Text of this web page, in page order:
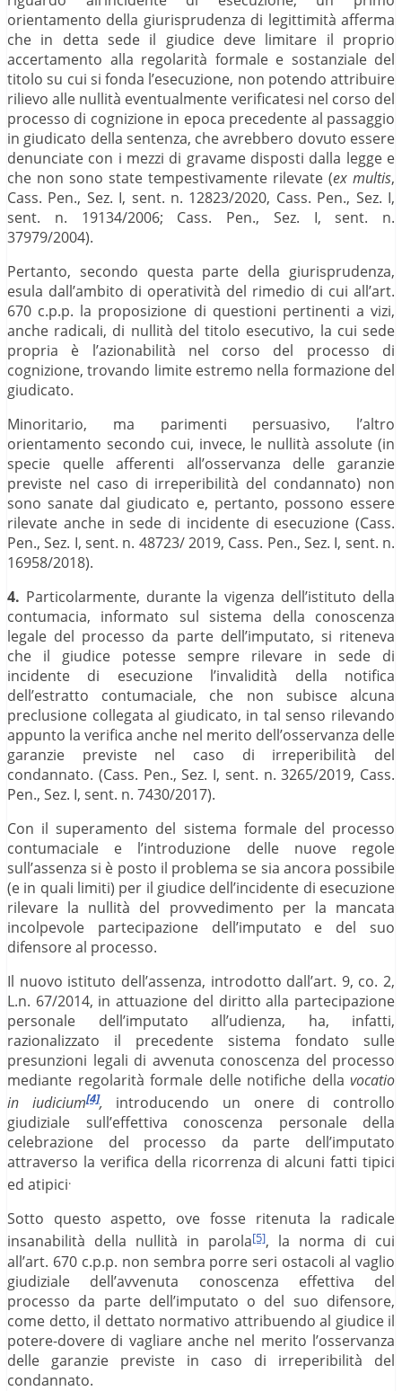
orientamento della giurisprudenza di legittimità afferma
che in detta sede il giudice deve limitare il proprio
accertamento alla regolarità formale e sostanziale del
titolo su cui si fonda l’esecuzione, non potendo attribuire
rilievo alle nullità eventualmente verificatesi nel corso del
processo di cognizione in epoca precedente al passaggio
in giudicato della sentenza, che avrebbero dovuto essere
denunciate con i mezzi di gravame disposti dalla legge e
che non sono state tempestivamente rilevate (ex multis,
Cass. Pen., Sez. I, sent. n. 12823/2020, Cass. Pen., Sez. I,
sent. n. 19134/2006; Cass. Pen., Sez. I, sent. n.
37979/2004).
Pertanto, secondo questa parte della giurisprudenza,
esula dall’ambito di operatività del rimedio di cui all’art.
670 c.p.p. la proposizione di questioni pertinenti a vizi,
anche radicali, di nullità del titolo esecutivo, la cui sede
propria è l’azionabilità nel corso del processo di
cognizione, trovando limite estremo nella formazione del
giudicato.
Minoritario, ma parimenti persuasivo, l’altro
orientamento secondo cui, invece, le nullità assolute (in
specie quelle afferenti all’osservanza delle garanzie
previste nel caso di irreperibilità del condannato) non
sono sanate dal giudicato e, pertanto, possono essere
rilevate anche in sede di incidente di esecuzione (Cass.
Pen., Sez. I, sent. n. 48723/ 2019, Cass. Pen., Sez. I, sent. n.
16958/2018).
4. Particolarmente, durante la vigenza dell’istituto della
contumacia, informato sul sistema della conoscenza
legale del processo da parte dell’imputato, si riteneva
che il giudice potesse sempre rilevare in sede di
incidente di esecuzione l’invalidità della notifica
dell’estratto contumaciale, che non subisce alcuna
preclusione collegata al giudicato, in tal senso rilevando
appunto la verifica anche nel merito dell’osservanza delle
garanzie previste nel caso di irreperibilità del
condannato. (Cass. Pen., Sez. I, sent. n. 3265/2019, Cass.
Pen., Sez. I, sent. n. 7430/2017).
Con il superamento del sistema formale del processo
contumaciale e l’introduzione delle nuove regole
sull’assenza si è posto il problema se sia ancora possibile
(e in quali limiti) per il giudice dell’incidente di esecuzione
rilevare la nullità del provvedimento per la mancata
incolpevole partecipazione dell’imputato e del suo
difensore al processo.
Il nuovo istituto dell’assenza, introdotto dall’art. 9, co. 2,
L.n. 67/2014, in attuazione del diritto alla partecipazione
personale dell’imputato all’udienza, ha, infatti,
razionalizzato il precedente sistema fondato sulle
presunzioni legali di avvenuta conoscenza del processo
mediante regolarità formale delle notifiche della vocatio
in iudicium[4], introducendo un onere di controllo
giudiziale sull’effettiva conoscenza personale della
celebrazione del processo da parte dell’imputato
attraverso la verifica della ricorrenza di alcuni fatti tipici
ed atipici.
Sotto questo aspetto, ove fosse ritenuta la radicale
insanabilità della nullità in parola[5], la norma di cui
all’art. 670 c.p.p. non sembra porre seri ostacoli al vaglio
giudiziale dell’avvenuta conoscenza effettiva del
processo da parte dell’imputato o del suo difensore,
come detto, il dettato normativo attribuendo al giudice il
potere-dovere di vagliare anche nel merito l’osservanza
delle garanzie previste in caso di irreperibilità del
condannato.